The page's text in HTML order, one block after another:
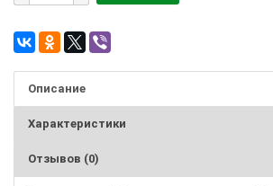
Описание
Характеристики
Отзывов (0)